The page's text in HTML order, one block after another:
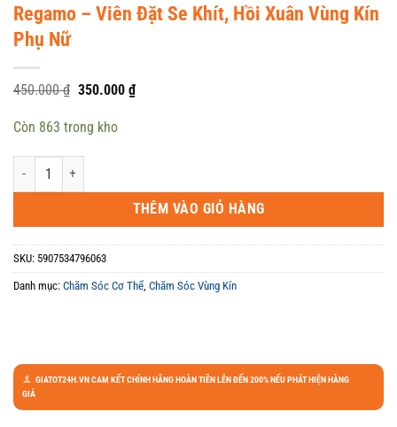
Regamo – Viên Đặt Se Khít, Hồi Xuân Vùng Kín
Phụ Nữ
450.000₫ Giá
450.000 ₫.
350.000 ₫Giá
hiện
Còn 863 trong kho
Regamo - Viên Đặt Se Khít, Hồi Xuân Vùng Kín Phụ Nữ số lượng
THÊM VÀO GIỎ HÀNG
SKU: 5907534796063
Danh mục: Chăm Sóc Cơ Thể, Chăm Sóc Vùng Kín
GIATOT24H.VN CAM KẾT CHÍNH HÃNG HOÀN TIỀN LÊN ĐẾN 200% NẾU PHÁT HIỆN HÀNG
GIẢ